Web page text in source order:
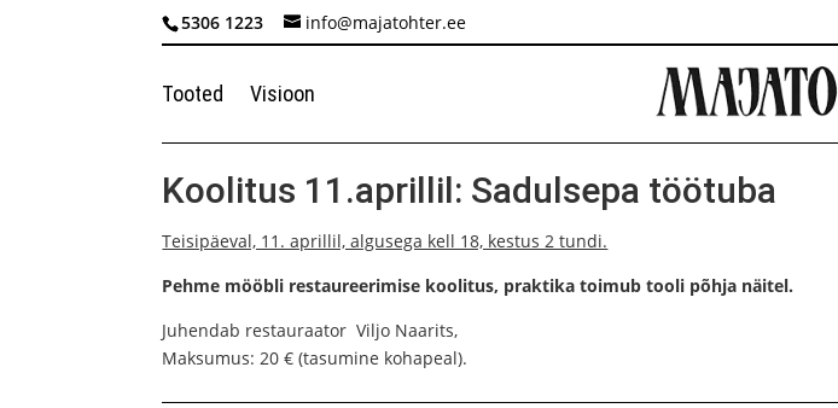
5306 1223 info@majatohter.ee
Tooted Visioon
Koolitus 11.aprillil: Sadulsepa töötuba
Teisipäeval, 11. aprillil, algusega kell 18, kestus 2 tundi.
Pehme mööbli restaureerimise koolitus, praktika toimub tooli põhja näitel.
Juhendab restauraator Viljo Naarits,
Maksumus: 20 € (tasumine kohapeal).